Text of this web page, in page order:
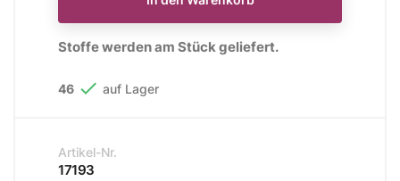
Stoffe werden am Stück geliefert.
46  auf Lager
Artikel-Nr.
17193